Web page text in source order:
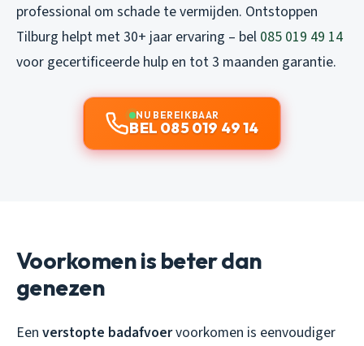
professional om schade te vermijden. Ontstoppen
Tilburg helpt met 30+ jaar ervaring – bel 085 019 49 14
voor gecertificeerde hulp en tot 3 maanden garantie.
NU BEREIKBAAR
BEL 085 019 49 14
Voorkomen is beter dan
genezen
Een verstopte badafvoervoorkomen is eenvoudiger